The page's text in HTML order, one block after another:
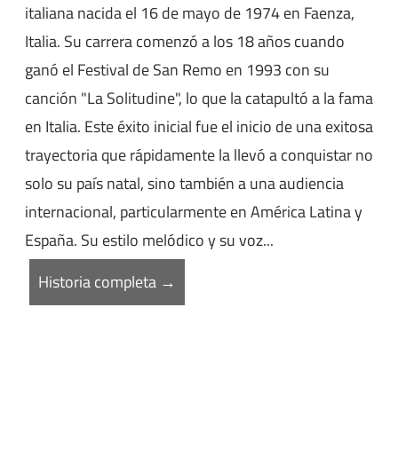
italiana nacida el 16 de mayo de 1974 en Faenza,
Italia. Su carrera comenzó a los 18 años cuando
ganó el Festival de San Remo en 1993 con su
canción "La Solitudine", lo que la catapultó a la fama
en Italia. Este éxito inicial fue el inicio de una exitosa
trayectoria que rápidamente la llevó a conquistar no
solo su país natal, sino también a una audiencia
internacional, particularmente en América Latina y
España. Su estilo melódico y su voz...
Historia completa →